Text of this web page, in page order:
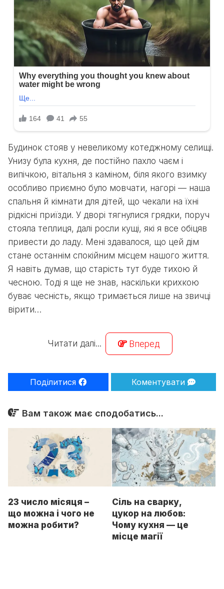
Будинок стояв у невеликому котеджному селищі.
Унизу була кухня, де постійно пахло чаєм і
випічкою, вітальня з каміном, біля якого взимку
особливо приємно було мовчати, нагорі — наша
спальня й кімнати для дітей, що чекали на їхні
рідкісні приїзди. У дворі тягнулися грядки, поруч
стояла теплиця, далі росли кущі, які я все обіцяв
привести до ладу. Мені здавалося, що цей дім
стане останнім спокійним місцем нашого життя.
Я навіть думав, що старість тут буде тихою й
чесною. Тоді я ще не знав, наскільки крихкою
буває чесність, якщо тримається лише на звичці
вірити…
Читати далі... Вперед
Поділитися Коментувати
Вам також має сподобатись...
23 число місяця –
що можна і чого не
можна робити?
Сіль на сварку,
цукор на любов:
Чому кухня — це
місце магії